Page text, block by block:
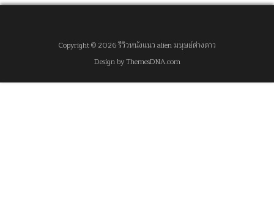
Copyright © 2026 รีวิวหนังแนว alien มนุษย์ต่างดาว
Design by ThemesDNA.com